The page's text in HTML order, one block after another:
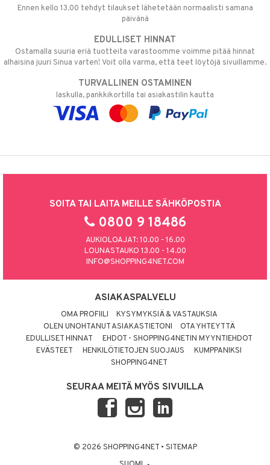
Ennen kello 13.00 tehdyt tilaukset lähetetään normaalisti samana
päivänä
EDULLISET HINNAT
Ostamalla suuria eriä tuotteita varastoomme voimme pitää hinnat
alhaisina juuri Sinua varten! Voit olla varma, että teet löytöjä sivuillamme.
TURVALLINEN OSTAMINEN
laskulla, pankkikortilla tai asiakastilin kautta
SOITA TAI LAITA MEILLE SÄHKÖPOSTIA
0800 9 18486
AUKIOLOAJAT: 10.00 - 16.00
LOUNASTAUKO 13.00 - 14.00
INFO@SHOPPING4NET.COM
ASIAKASPALVELU
OMA PROFIILI
KYSYMYKSIÄ & VASTAUKSIA
OLEN UNOHTANUT ASIAKASTIETONI
OTA YHTEYTTÄ
EDULLISET HINNAT
EHDOT - SHOPPING4NETIN MYYNTIEHDOT
EVÄSTEET
HENKILÖTIETOJEN SUOJAUS
KUMPPANIKSI
SHOPPING4NET
SEURAA MEITÄ MYÖS SIVUILLA
© 2026 SHOPPING4NET • SITEMAP